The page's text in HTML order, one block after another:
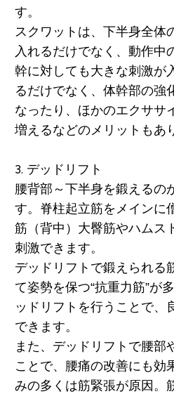
す。
スクワットは、下半身全体
入れるだけでなく、動作中
幹に対しても大きな刺激が
るだけでなく、体幹部の強
なったり、ほかのエクササ
増えるなどのメリットもあ
3. デッドリフト
腰背部～下半身を鍛えるの
す。脊柱起立筋をメインに
筋（背中）大臀筋やハムス
刺激できます。
デッドリフトで鍛えられる
て姿勢を保つ“抗重力筋”が
ッドリフトを行うことで、
できます。
また、デッドリフトで腰部
ことで、腰痛の改善にも効
みの多くは筋緊張が原因。